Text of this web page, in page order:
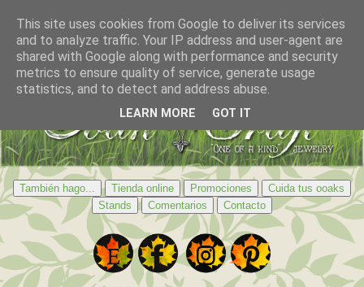
También hago... Tienda online Promociones
Cuida tus ooaks
Stands
Comentarios Contacto
This site uses cookies from Google to deliver its services
and to analyze traffic. Your IP address and user-agent are
shared with Google along with performance and security
metrics to ensure quality of service, generate usage
statistics, and to detect and address abuse.
LEARN MORE GOT IT